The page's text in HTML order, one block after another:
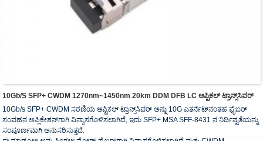
10Gb/s SFP+ CWDM 1270nm~1450nm 20km DDM DFB LC ಆಪ್ಟಿಕಲ್ ಟ್ರಾನ್ಸ್‌ಸಿವರ್
10Gb/s SFP+ CWDM ಸರಣಿಯ ಆಪ್ಟಿಕಲ್ ಟ್ರಾನ್ಸ್‌ಸಿವರ್ ಅನ್ನು 10G ಎತರ್ನೆಟ್‌ನಂತಹ ಫೈಬರ್
ಸಂವಹನ ಅಪ್ಲಿಕೇಶನ್‌ಗಾಗಿ ವಿನ್ಯಾಸಗೊಳಿಸಲಾಗಿದೆ, ಇದು SFP+ MSA SFF-8431 ನ ನಿರ್ದಿಷ್ಟತೆಯನ್ನು
ಸಂಪೂರ್ಣವಾಗಿ ಅನುಸರಿಸುತ್ತದೆ.